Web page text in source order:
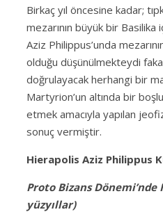
Birkaç yıl öncesine kadar;
mezarının büyük bir Basilika
Aziz Philippus’unda
olduğu düşünülmekteydi
doğrulayacak herhangi bir
Martyrion’un altında bir
etmek amacıyla yapılan
sonuç vermiştir.
Hierapolis Aziz Philippus
Proto Bizans Dönemi’nde
yüzyıllar)